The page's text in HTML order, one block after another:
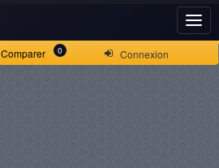
Connexion
Comparer 0